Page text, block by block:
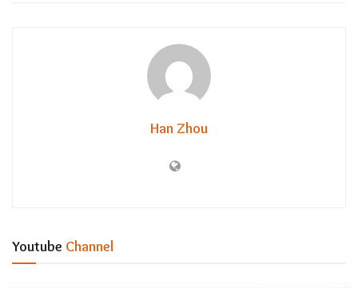
Han Zhou
Youtube Channel